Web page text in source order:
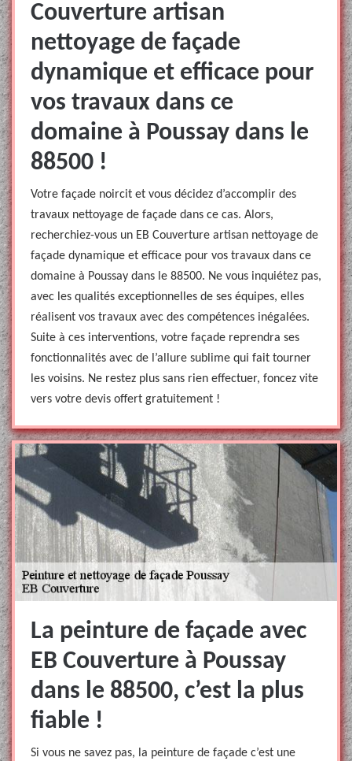
Couverture artisan
nettoyage de façade
dynamique et efficace pour
vos travaux dans ce
domaine à Poussay dans le
88500 !
Votre façade noircit et vous décidez d’accomplir des
travaux nettoyage de façade dans ce cas. Alors,
recherchiez-vous un EB Couverture artisan nettoyage de
façade dynamique et efficace pour vos travaux dans ce
domaine à Poussay dans le 88500. Ne vous inquiétez pas,
avec les qualités exceptionnelles de ses équipes, elles
réalisent vos travaux avec des compétences inégalées.
Suite à ces interventions, votre façade reprendra ses
fonctionnalités avec de l’allure sublime qui fait tourner
les voisins. Ne restez plus sans rien effectuer, foncez vite
vers votre devis offert gratuitement !
La peinture de façade avec
EB Couverture à Poussay
dans le 88500, c’est la plus
fiable !
Si vous ne savez pas, la peinture de façade c’est une